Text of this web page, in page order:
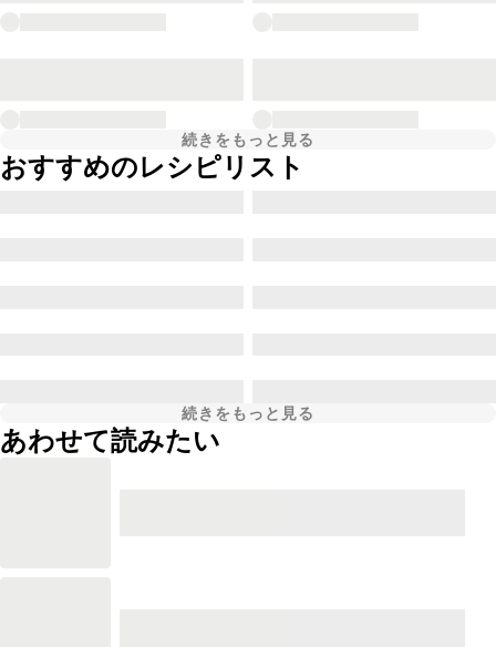
続きをもっと見る
おすすめのレシピリスト
続きをもっと見る
あわせて読みたい